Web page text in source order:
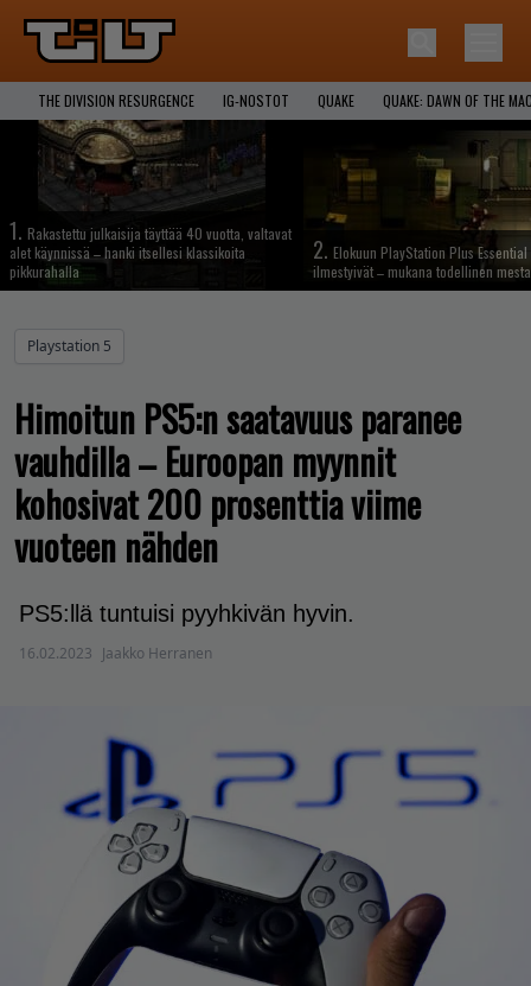
THE DIVISION RESURGENCE IG-NOSTOT QUAKE QUAKE: DAWN OF THE
1. Rakastettu julkaisija täyttää 40 vuotta, valtavat
alet käynnissä – hanki itsellesi klassikoita
pikkurahalla
2. Elokuun PlayStation Plus
ilmestyivät – mukana todellinen
Playstation 5
Himoitun PS5:n saatavuus paranee
vauhdilla – Euroopan myynnit
kohosivat 200 prosenttia viime
vuoteen nähden
PS5:llä tuntuisi pyyhkivän hyvin.
16.02.2023 Jaakko Herranen